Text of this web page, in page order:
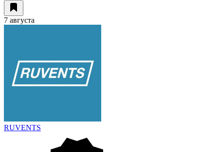
7 августа
RUVENTS